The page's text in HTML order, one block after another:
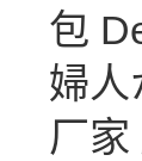
包
婦人
厂家